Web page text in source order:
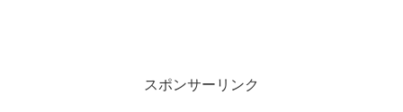
スポンサーリンク